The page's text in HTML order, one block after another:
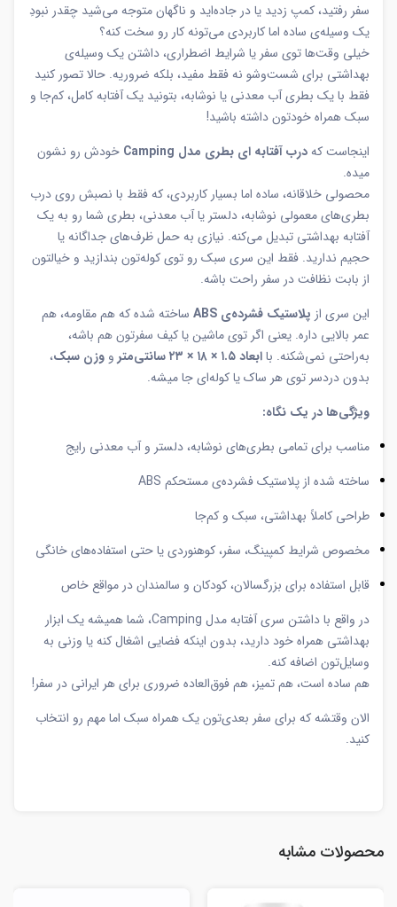
سفر رفتید، کمپ زدید یا در جاده‌اید و ناگهان متوجه می‌شید چقدر نبودِ
یک وسیله‌ی ساده اما کاربردی می‌تونه کار رو سخت کنه؟
خیلی وقت‌ها توی سفر یا شرایط اضطراری، داشتن یک وسیله‌ی
بهداشتی برای شست‌وشو نه فقط مفید، بلکه ضروریه. حالا تصور کنید
فقط با یک بطری آب معدنی یا نوشابه، بتونید یک آفتابه کامل، کم‌جا و
سبک همراه خودتون داشته باشید!
اینجاست کهدرب آفتابه ای بطری مدل Camping
خودش رو نشون
میده.
محصولی خلاقانه، ساده اما بسیار کاربردی، که فقط با نصبش روی درب
بطری‌های معمولی نوشابه، دلستر یا آب معدنی، بطری شما رو به یک
آفتابه بهداشتی تبدیل می‌کنه. نیازی به حمل ظرف‌های جداگانه یا
حجیم ندارید. فقط این سری سبک رو توی کوله‌تون بندازید و خیالتون
از بابت نظافت در سفر راحت باشه.
این سری از پلاستیک فشرده‌ی ABS
ساخته شده که هم مقاومه، هم
عمر بالایی داره. یعنی اگر توی ماشین یا کیف سفرتون هم باشه،
به‌راحتی نمی‌شکنه. باابعاد ۱.۵ × ۱۸ × ۲۳ سانتی‌متر و وزن سبک،
بدون دردسر توی هر ساک یا کوله‌ای جا میشه.
ویژگی‌ها در یک نگاه:
مناسب برای تمامی بطری‌های نوشابه، دلستر و آب معدنی رایج
ساخته شده از پلاستیک فشرده‌ی مستحکم ABS
طراحی کاملاً بهداشتی، سبک و کم‌جا
مخصوص شرایط کمپینگ، سفر، کوهنوردی یا حتی استفاده‌های خانگی
قابل استفاده برای بزرگسالان، کودکان و سالمندان در مواقع خاص
در واقع با داشتن سری آفتابه مدل Camping، شما همیشه یک ابزار
بهداشتی همراه خود دارید، بدون اینکه فضایی اشغال کنه یا وزنی به
وسایل‌تون اضافه کنه.
هم ساده است، هم تمیز، هم فوق‌العاده ضروری برای هر ایرانی در سفر!
الان وقتشه که برای سفر بعدی‌تون یک همراه سبک اما مهم رو انتخاب
کنید.
محصولات مشابه